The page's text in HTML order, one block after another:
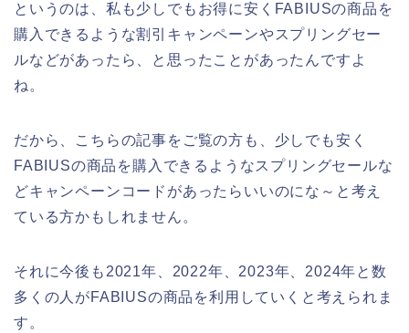
というのは、私も少しでもお得に安くFABIUSの商品を
購入できるような割引キャンペーンやスプリングセー
ルなどがあったら、と思ったことがあったんですよ
ね。
だから、こちらの記事をご覧の方も、少しでも安く
FABIUSの商品を購入できるようなスプリングセールな
どキャンペーンコードがあったらいいのにな～と考え
ている方かもしれません。
それに今後も2021年、2022年、2023年、2024年と数
多くの人がFABIUSの商品を利用していくと考えられま
す。